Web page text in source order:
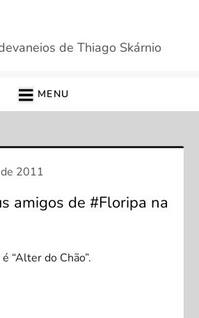
de Thiago Skárnio
MENU
amigos de #Floripa na
“Alter do Chão”.